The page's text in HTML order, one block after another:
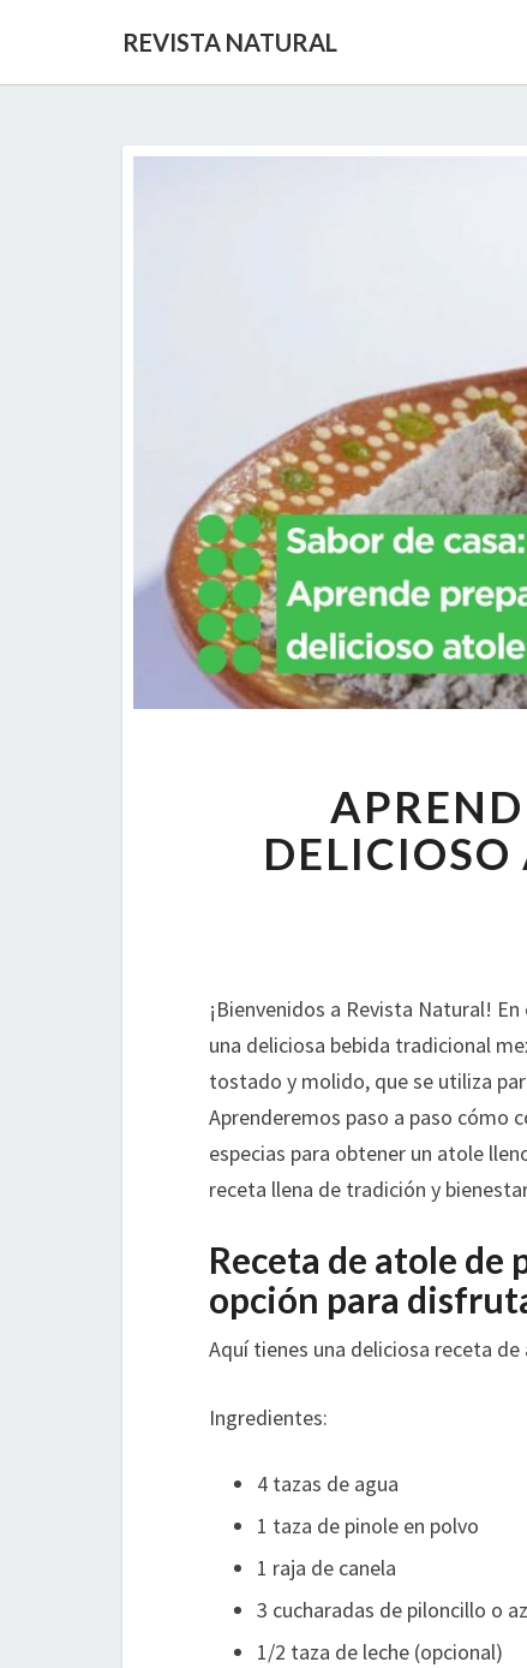
REVISTA NATURAL
DELICIOSO
¡Bienvenidos a Revista Natural!
una deliciosa bebida tradicional
tostado y molido, que se utiliza
Aprenderemos paso a paso cómo
especias para obtener un atole
receta llena de tradición y
Receta de atole de
opción para
Aquí tienes una deliciosa receta
Ingredientes:
4 tazas de agua
1 taza de pinole en polvo
1 raja de canela
3 cucharadas de piloncillo o
1/2 taza de leche (opcional)